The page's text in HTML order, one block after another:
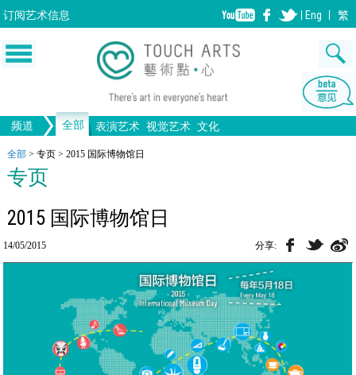
订阅艺术信息 Eng 繁
频道 全部 表演艺术 视觉艺术 文化
音乐 舞蹈
绘画 画图
生活 文物
全部 > 专页 > 2015 国际博物馆日
专页
2015 国际博物馆日
14/05/2015 分享: